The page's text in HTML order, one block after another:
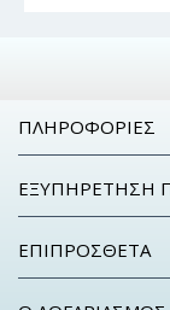
ΠΛΗΡΟΦΟΡΊΕΣ
ΕΞΥΠΗΡΈΤΗΣΗ
ΕΠΙΠΡΌΣΘΕΤΑ